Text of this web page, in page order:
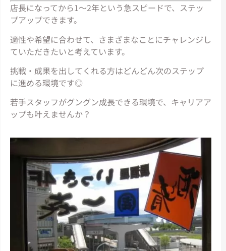
店長になってから1～2年という急スピードで、ステッ
プアップできます。
適性や希望に合わせて、さまざまなことにチャレンジし
ていただきたいと考えています。
挑戦・成果を出してくれる方はどんどん次のステップ
に進める環境です◎
若手スタッフがグングン成長できる環境で、キャリアア
ップも叶えませんか？